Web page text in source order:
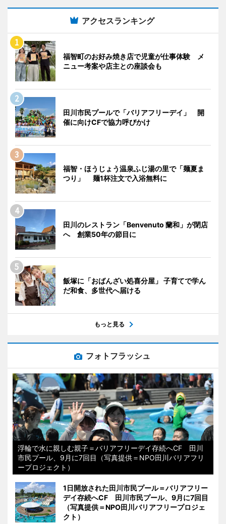
アクセスランキング
福智町のお好み焼き店で児童が仕事体験 メ
ニュー考案や店主との座談会も
田川市民プールで「バリアフリーデイ」 開
催に向けCFで協力呼びかけ
福智・ほうじょう温泉ふじ湯の里で「麺夏ま
つり」 麺1杯注文で入浴無料に
田川のレストラン「Benvenuto 蘭和」が閉店
へ 創業50年の節目に
飯塚に「おばんざい処喜分屋」 子育てで学ん
だ和食、多世代へ届ける
もっと見る
フォトフラッシュ
浮輪で水に親しむ親子＝バリアフリーデイ存続へCF 田川
市民プール、9月に7回目（写真提供＝NPO田川バリアフリ
ープロジェクト）
1日開放された田川市民プール＝バリアフリー
デイ存続へCF 田川市民プール、9月に7回目
（写真提供＝NPO田川バリアフリープロジェ
クト）